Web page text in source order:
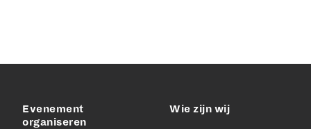
Evenement
organiseren
Wie zijn wij